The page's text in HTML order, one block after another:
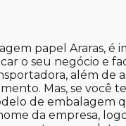
papel Araras, é
o seu negócio e
além de
Mas, se você
de embalagem
da empresa,